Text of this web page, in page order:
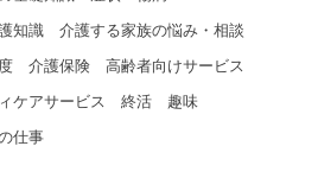
知識
介護する家族の悩み・相談
介護保険
高齢者向けサービス
ケアサービス 終活
趣味
仕事